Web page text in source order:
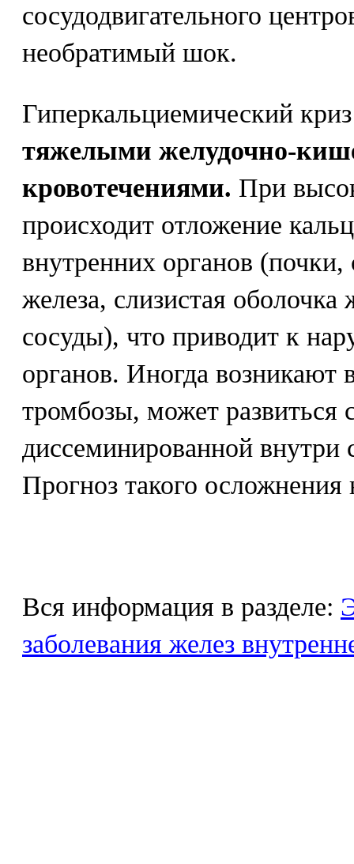
сосудодвигательного
необратимый шок.
Гиперкальциемический
тяжелыми желудочно-
кровотечениями. При
происходит отложение
внутренних органов
железа, слизистая
сосуды), что приводит к
органов. Иногда возникают
тромбозы, может развиться
диссеминированной внутри
Прогноз такого осложнения
Вся информация в разделе:
заболевания желез